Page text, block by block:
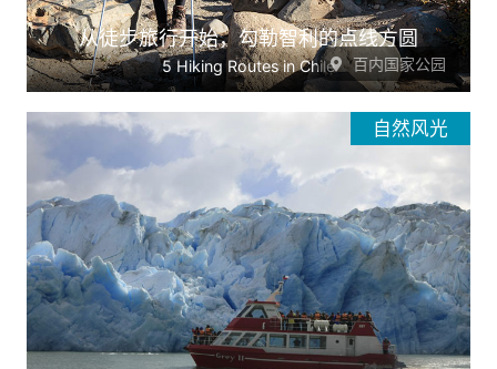
从徒步旅行开始，勾勒智利的点线方圆
5 Hiking Routes in Chile 百内国家公园
自然风光